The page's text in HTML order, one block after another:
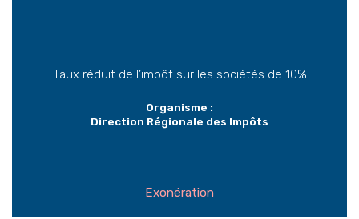
Taux réduit de l’impôt sur les sociétés de 10%
Organisme :
Direction Régionale des Impôts
Exonération